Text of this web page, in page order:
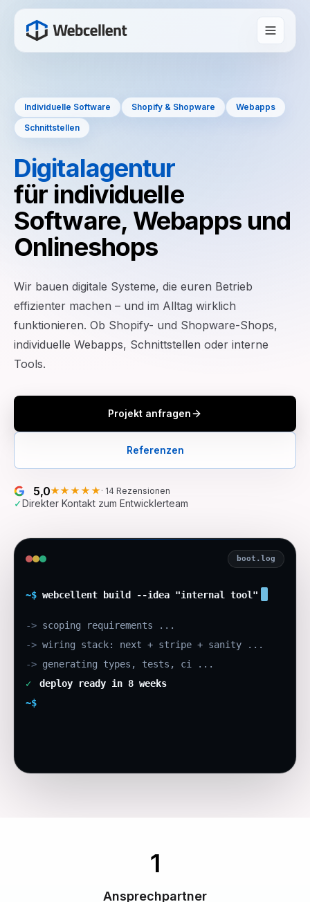
Individuelle Software Shopify & Shopware
Webapps
Schnittstellen
Digitalagentur
für individuelle
Software, Webapps und
Onlineshops
Wir bauen digitale Systeme, die euren Betrieb
effizienter machen – und im Alltag wirklich
funktionieren. Ob Shopify- und Shopware-Shops,
individuelle Webapps, Schnittstellen oder interne
Tools.
Projekt anfragen
Referenzen
5,0★★★★★ · 14 Rezensionen
✓Direkter Kontakt zum Entwicklerteam
boot.log
~$ webcellent build --idea "internal tool"
-> scoping requirements ...
-> wiring stack: next + stripe + sanity ...
-> generating types, tests, ci ...
✓
deploy ready in 8 weeks
~$
1
Ansprechpartner